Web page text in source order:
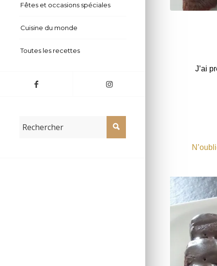
Fêtes et occasions spéciales
Cuisine du monde
Toutes les recettes
J’ai